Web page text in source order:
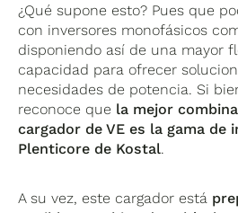
¿Qué supone esto? Pues que
con inversores monofásicos
disponiendo así de una mayor
capacidad para ofrecer
necesidades de potencia. Si
reconoce que la mejor
cargador de VE es la gama de
Plenticore de Kostal.
A su vez, este cargador está